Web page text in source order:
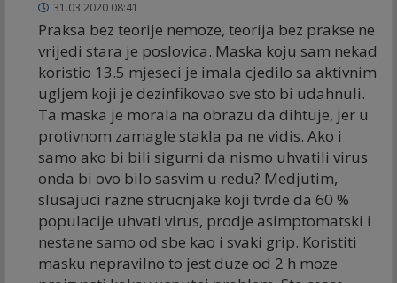
31.03.2020 08:41
Praksa bez teorije nemoze, teorija bez prakse ne
vrijedi stara je poslovica. Maska koju sam nekad
koristio 13.5 mjeseci je imala cjedilo sa aktivnim
ugljem koji je dezinfikovao sve sto bi udahnuli.
Ta maska je morala na obrazu da dihtuje, jer u
protivnom zamagle stakla pa ne vidis. Ako i
samo ako bi bili sigurni da nismo uhvatili virus
onda bi ovo bilo sasvim u redu? Medjutim,
slusajuci razne strucnjake koji tvrde da 60 %
populacije uhvati virus, prodje asimptomatski i
nestane samo od sbe kao i svaki grip. Koristiti
masku nepravilno to jest duze od 2 h moze